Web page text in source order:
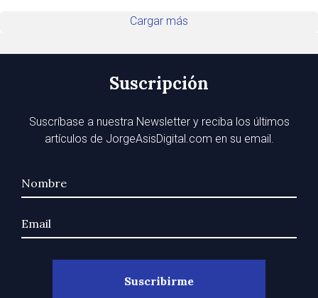
Cargar más
Suscripción
Suscríbase a nuestra Newsletter y reciba los últimos
artículos de JorgeAsisDigital.com en su email.